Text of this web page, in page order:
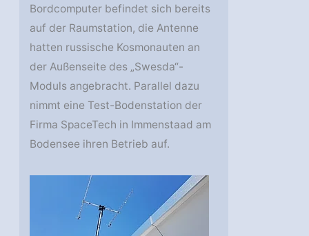
Bordcomputer befindet sich bereits
auf der Raumstation, die Antenne
hatten russische Kosmonauten an
der Außenseite des „Swesda“-
Moduls angebracht. Parallel dazu
nimmt eine Test-Bodenstation der
Firma SpaceTech in Immenstaad am
Bodensee ihren Betrieb auf.